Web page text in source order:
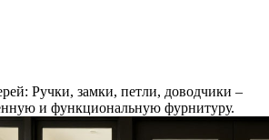
Ручки, замки, петли, доводчики –
и функциональную фурнитуру.